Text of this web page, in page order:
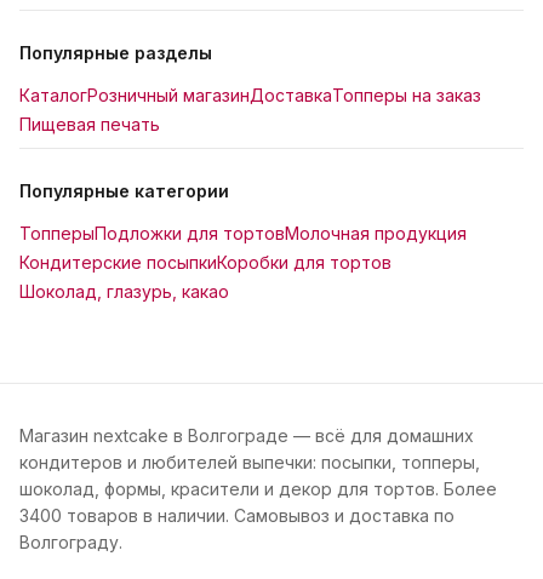
Популярные разделы
КаталогРозничный магазинДоставкаТопперы на заказ
Пищевая печать
Популярные категории
ТопперыПодложки для тортовМолочная продукция
Кондитерские посыпкиКоробки для тортов
Шоколад, глазурь, какао
Магазин nextcake в Волгограде — всё для домашних
кондитеров и любителей выпечки: посыпки, топперы,
шоколад, формы, красители и декор для тортов. Более
3400 товаров в наличии. Самовывоз и доставка по
Волгограду.